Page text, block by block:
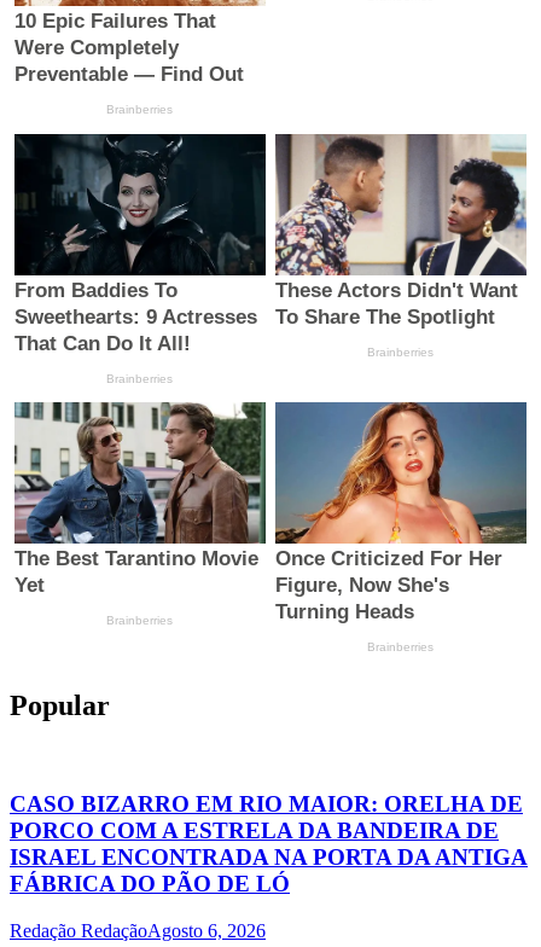
Popular
CASO BIZARRO EM RIO MAIOR: ORELHA DE
PORCO COM A ESTRELA DA BANDEIRA DE
ISRAEL ENCONTRADA NA PORTA DA ANTIGA
FÁBRICA DO PÃO DE LÓ
Redação RedaçãoAgosto 6, 2026